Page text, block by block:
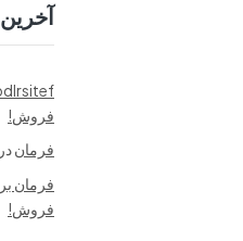
آخرین
فروش!
فرماندر
فرمان
فروش!